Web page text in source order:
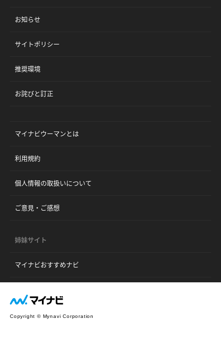
お知らせ
サイトポリシー
推奨環境
お詫びと訂正
マイナビウーマンとは
利用規約
個人情報の取扱いについて
ご意見・ご感想
姉妹サイト
マイナビおすすめナビ
Copyright © Mynavi Corporation